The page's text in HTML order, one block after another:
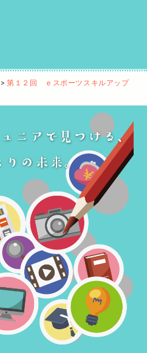
>第１２回 ｅスポーツスキルアップ